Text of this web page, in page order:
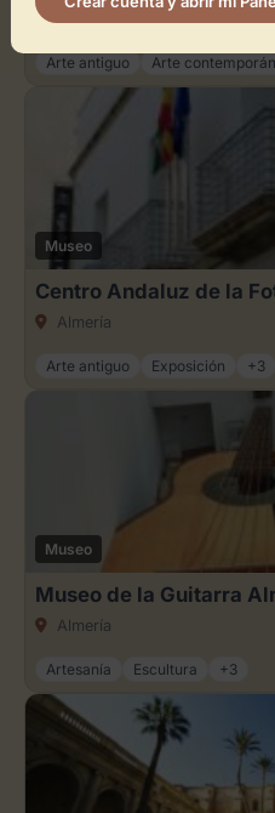
Almería
Arte antiguo Arte
Museo
Centro Andaluz de la
Almería
Arte antiguo Exposición +3
Museo
Museo de la Guitarra
Almería
Artesanía Escultura +3